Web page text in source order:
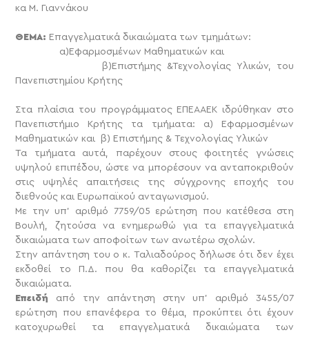
κα Μ. Γιαννάκου
ΘΕΜΑ: Επαγγελματικά δικαιώματα των τμημάτων:
α)Εφαρμοσμένων Μαθηματικών και
β)Επιστήμης &Τεχνολογίας Υλικών, του
Πανεπιστημίου Κρήτης
Στα πλαίσια του προγράμματος ΕΠΕΑΑΕΚ ιδρύθηκαν στο
Πανεπιστήμιο Κρήτης τα τμήματα: α) Εφαρμοσμένων
Μαθηματικών και β) Επιστήμης & Τεχνολογίας Υλικών
Τα τμήματα αυτά, παρέχουν στους φοιτητές γνώσεις
υψηλού επιπέδου, ώστε να μπορέσουν να ανταποκριθούν
στις υψηλές απαιτήσεις της σύγχρονης εποχής του
διεθνούς και Ευρωπαϊκού ανταγωνισμού.
Με την υπ’ αριθμό 7759/05 ερώτηση που κατέθεσα στη
Βουλή, ζητούσα να ενημερωθώ για τα επαγγελματικά
δικαιώματα των αποφοίτων των ανωτέρω σχολών.
Στην απάντηση του ο κ. Ταλιαδούρος δήλωσε ότι δεν έχει
εκδοθεί το Π.Δ. που θα καθορίζει τα επαγγελματικά
δικαιώματα.
Επειδή από την απάντηση στην υπ’ αριθμό 3455/07
ερώτηση που επανέφερα το θέμα, προκύπτει ότι έχουν
κατοχυρωθεί τα επαγγελματικά δικαιώματα των